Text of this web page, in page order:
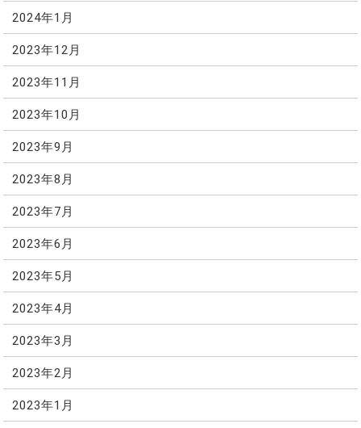
2024年1月
2023年12月
2023年11月
2023年10月
2023年9月
2023年8月
2023年7月
2023年6月
2023年5月
2023年4月
2023年3月
2023年2月
2023年1月